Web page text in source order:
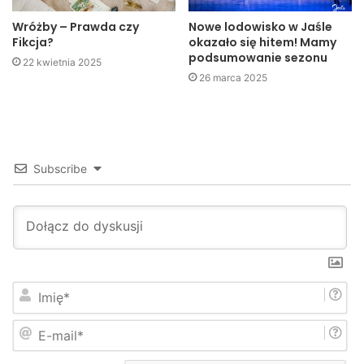
informację o miejscu pobytu zaginionego proszone są o
kontakt z Komendą Powiatową Policji w Jaśle tel. 013/ 44
38 310 lub z najbliższą jednostką Policji tel. 997.
Wróżby – Prawda czy
Fikcja?
22 kwietnia 2025
Nowe lodowisko w Jaśle
okazało się hitem! Mamy
podsumowanie sezonu
26 marca 2025
Subscribe
i
m